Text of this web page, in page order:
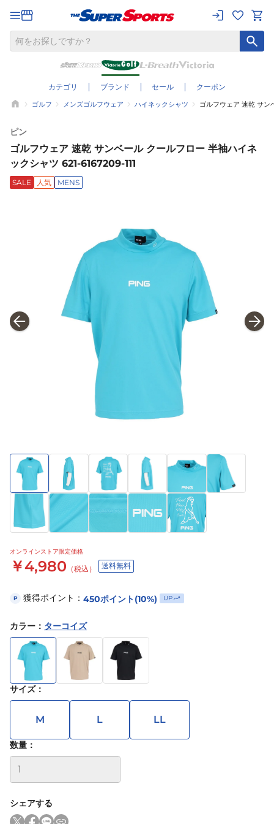
カテゴリ ブランド セール クーポン
ゴルフ メンズゴルフウェア ハイネックシャツ ゴルフウェア 速乾 サン
ピン
ゴルフウェア 速乾 サンベール クールフロー 半袖ハイネ
ックシャツ 621-6167209-111
SALE 人気 MENS
オンラインストア限定価格
￥4,980 （税込） 送料無料
P 獲得ポイント： 450ポイント(10%) UP
カラー ： ターコイズ
サイズ：
M L LL
数量：
シェアする